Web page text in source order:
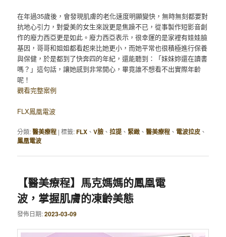
在年過35歲後，會發現肌膚的老化速度明顯變快，無時無刻都要對
抗地心引力，對愛美的女生來說更是焦躁不已，從事製作短影音創
作的廢力西亞更是如此。廢力西亞表示，很幸運的是家裡有娃娃臉
基因，哥哥和姐姐都看起來比她更小，而她平常也很積極進行保養
與保健，於是都到了快奔四的年紀，還能聽到：「妹妹妳還在讀書
嗎？」這句話，讓她感到非常開心，畢竟誰不想看不出實際年齡
呢！
觀看完整案例
FLX鳳凰電波
分類:醫美療程 |標籤:FLX 、V臉 、拉提 、 緊緻 、醫美療程 、 電波拉皮 、
鳳凰電波
【醫美療程】馬克媽媽的鳳凰電
波，掌握肌膚的凍齡美態
發佈日期:2023-03-09